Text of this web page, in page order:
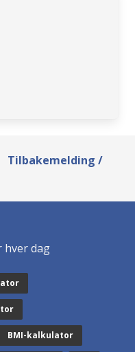
Tilbakemelding /
dag
BMI-kalkulator